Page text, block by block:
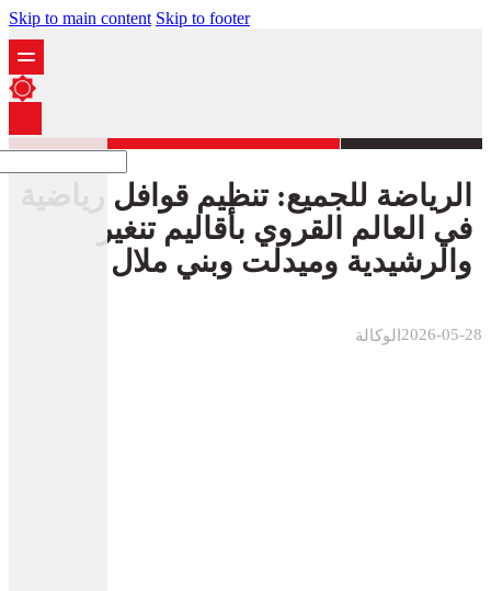
Skip to main content Skip to footer
الرياضة للجميع: تنظيم قوافل رياضية
في العالم القروي بأقاليم تنغير
والرشيدية وميدلت وبني ملال
الوكالة 2026-05-28